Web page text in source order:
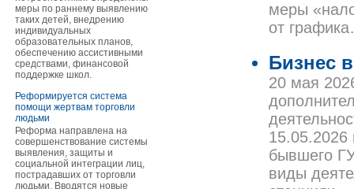
меры по раннему выявлению
таких детей, внедрению
индивидуальных
образовательных планов,
обеспечению ассистивными
средствами, финансовой
поддержке школ.
Реформируется система
помощи жертвам торговли
людьми
Реформа направлена на
совершенствование системы
выявления, защиты и
социальной интеграции лиц,
пострадавших от торговли
людьми. Вводятся новые
меры
от
Бизнес
20 мая
15.05.2026
бывшего
виды